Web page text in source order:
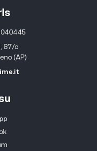
87/c
(AP)